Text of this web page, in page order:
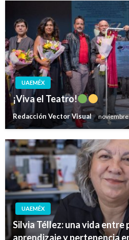
UAEMÉX
¡Viva el Teatro!
Redacción Vector Visual
UAEMÉX
Silvia Téllez: una vida entre
aprendizaje y pertenencia